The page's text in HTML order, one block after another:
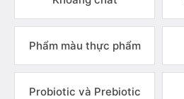
Phẩm màu thực phẩm
Probiotic và Prebiotic